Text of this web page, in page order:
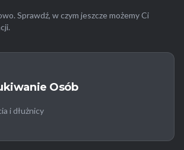
Sprawdź, w czym jeszcze możemy Ci
Osób
i dłużnicy